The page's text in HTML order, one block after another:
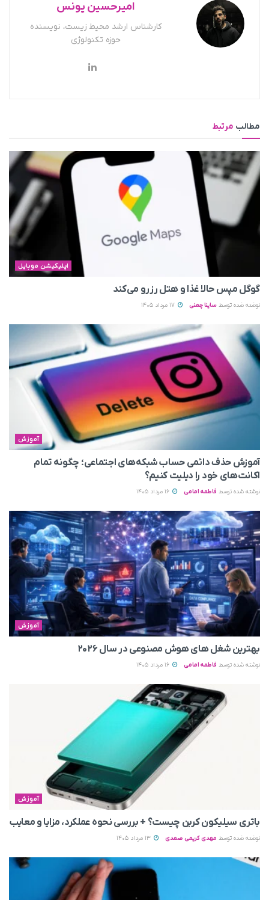
امیرحسین یونس
کارشناس ارشد محیط زیست، نویسنده
حوزه تکنولوژی
مطالب مرتبط
اپلیکیشن موبایل
گوگل مپس حالا غذا و هتل رزرو می‌کند
نوشته شده توسط ساینا چمنی
آموزش
آموزش حذف دائمی حساب شبکه‌های اجتماعی؛ چگونه تمام
اکانت‌های خود را دیلیت کنیم؟
نوشته شده توسط فاطمه امامی
آموزش
بهترین شغل های هوش مصنوعی در سال ۲۰۲۶
نوشته شده توسط فاطمه امامی
آموزش
باتری سیلیکون کربن چیست؟ + بررسی نحوه عملکرد، مزایا و معایب
نوشته شده توسط مهدی کریمی صمدی